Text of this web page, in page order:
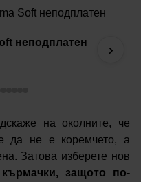
неподплатен ›
на околните, че
да не е коремчето, а
Затова изберете нов
защото по-